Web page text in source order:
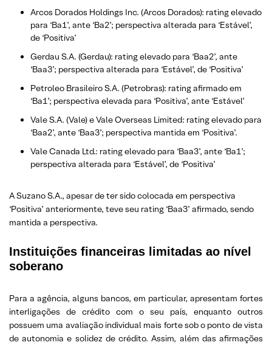
Arcos Dorados Holdings Inc. (Arcos Dorados): rating elevado
para ‘Ba1’, ante ‘Ba2’; perspectiva alterada para ‘Estável’,
de ‘Positiva’
Gerdau S.A. (Gerdau): rating elevado para ‘Baa2’, ante
‘Baa3’; perspectiva alterada para ‘Estável’, de ‘Positiva’
Petroleo Brasileiro S.A. (Petrobras): rating afirmado em
‘Ba1’; perspectiva elevada para ‘Positiva’, ante ‘Estável’
Vale S.A. (Vale) e Vale Overseas Limited: rating elevado para
‘Baa2’, ante ‘Baa3’; perspectiva mantida em ‘Positiva’.
Vale Canada Ltd.: rating elevado para ‘Baa3’, ante ‘Ba1’;
perspectiva alterada para ‘Estável’, de ‘Positiva’
A Suzano S.A., apesar de ter sido colocada em perspectiva
‘Positiva’ anteriormente, teve seu rating ‘Baa3’ afirmado, sendo
mantida a perspectiva.
Instituições financeiras limitadas ao nível
soberano
Para a agência, alguns bancos, em particular, apresentam fortes
interligações de crédito com o seu país, enquanto outros
possuem uma avaliação individual mais forte sob o ponto de vista
de autonomia e solidez de crédito. Assim, além das afirmações